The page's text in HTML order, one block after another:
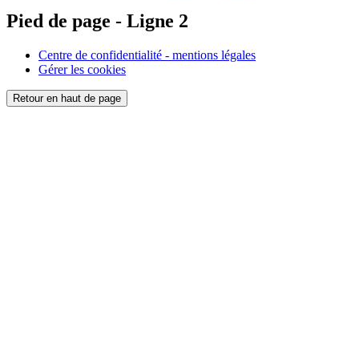
Pied de page - Ligne 2
Centre de confidentialité - mentions légales
Gérer les cookies
Retour en haut de page